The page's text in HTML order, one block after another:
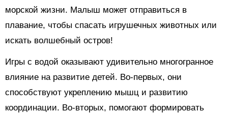
морской жизни. Малыш может отправиться в
плавание, чтобы спасать игрушечных животных или
искать волшебный остров!
Игры с водой оказывают удивительно многогранное
влияние на развитие детей. Во-первых, они
способствуют укреплению мышц и развитию
координации. Во-вторых, помогают формировать